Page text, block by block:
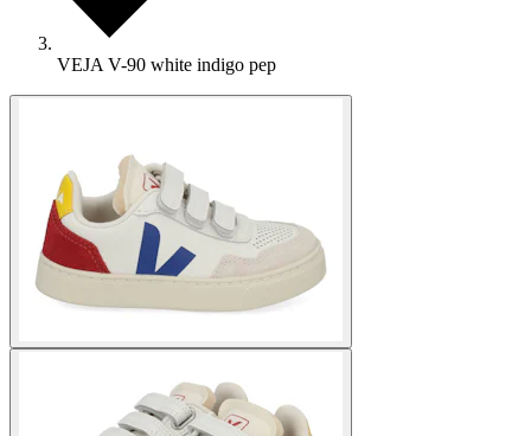
VEJA V-90 white indigo pep